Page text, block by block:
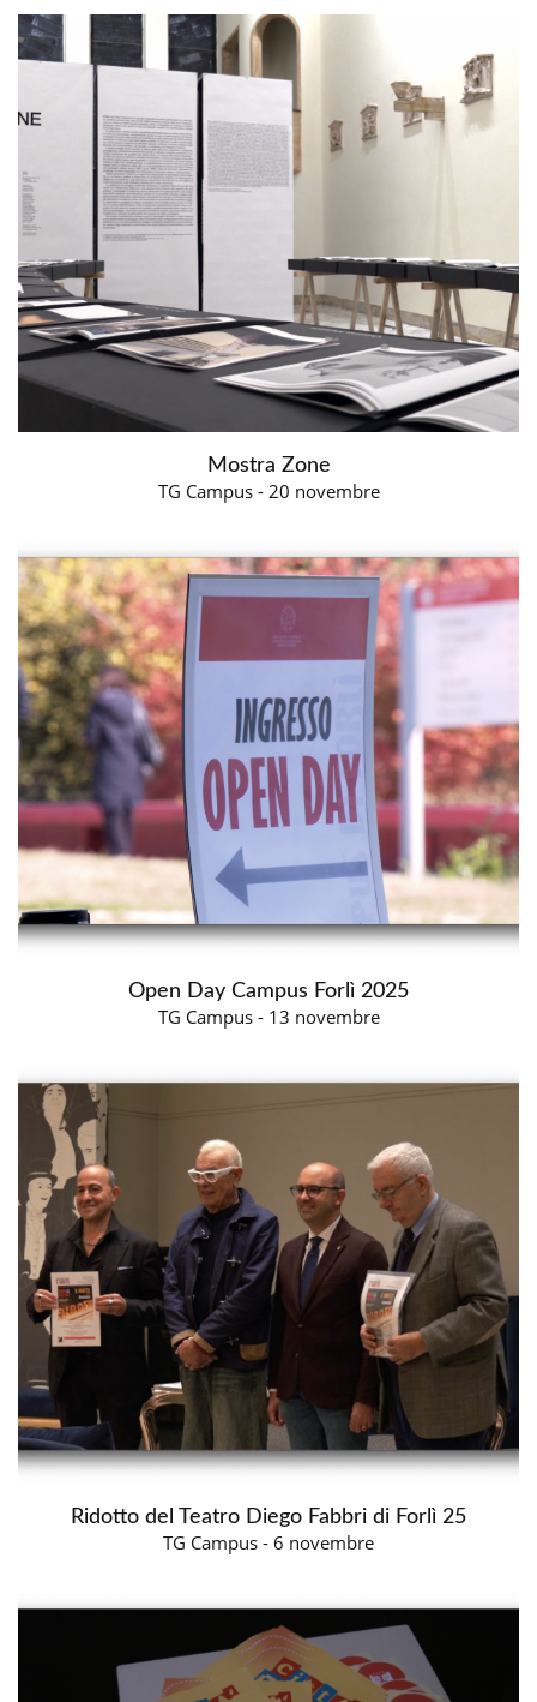
Mostra Zone
TG Campus - 20 novembre
Open Day Campus Forlì 2025
TG Campus - 13 novembre
Ridotto del Teatro Diego Fabbri di Forlì 25
TG Campus - 6 novembre